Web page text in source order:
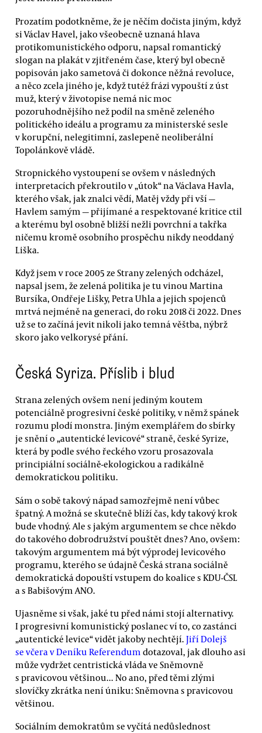
Prozatím podotkněme, že je něčím dočista jiným, když
si Václav Havel, jako všeobecně uznaná hlava
protikomunistického odporu, napsal romantický
slogan na plakát v zjitřeném čase, který byl obecně
popisován jako sametová či dokonce něžná revoluce,
a něco zcela jiného je, když tutéž frázi vypouští z úst
muž, který v životopise nemá nic moc
pozoruhodnějšího než podíl na směně zeleného
politického ideálu a programu za ministerské sesle
v korupční, nelegitimní, zaslepeně neoliberální
Topolánkově vládě.
Stropnického vystoupení se ovšem v následných
interpretacích překroutilo v „útok“ na Václava Havla,
kterého však, jak znalci vědí, Matěj vždy při vší —
Havlem samým — přijímané a respektované kritice ctil
a kterému byl osobně bližší nežli povrchní a takřka
ničemu kromě osobního prospěchu nikdy neoddaný
Liška.
Když jsem v roce 2005 ze Strany zelených odcházel,
napsal jsem, že zelená politika je tu vinou Martina
Bursíka, Ondřeje Lišky, Petra Uhla a jejich spojenců
mrtvá nejméně na generaci, do roku 2018 či 2022. Dnes
už se to začíná jevit nikoli jako temná věštba, nýbrž
skoro jako velkorysé přání.
Česká Syriza. Příslib i blud
Strana zelených ovšem není jediným koutem
potenciálně progresivní české politiky, v němž spánek
rozumu plodí monstra. Jiným exemplářem do sbírky
je snění o „autentické levicové“ straně, české Syrize,
která by podle svého řeckého vzoru prosazovala
principiální sociálně-ekologickou a radikálně
demokratickou politiku.
Sám o sobě takový nápad samozřejmě není vůbec
špatný. A možná se skutečně blíží čas, kdy takový krok
bude vhodný. Ale s jakým argumentem se chce někdo
do takového dobrodružství pouštět dnes? Ano, ovšem:
takovým argumentem má být výprodej levicového
programu, kterého se údajně Česká strana sociálně
demokratická dopouští vstupem do koalice s KDU-ČSL
a s Babišovým ANO.
Ujasněme si však, jaké tu před námi stojí alternativy.
I progresivní komunistický poslanec ví to, co zastánci
„autentické levice“ vidět jakoby nechtějí. Jiří Dolejš
se včera v Deníku Referendum dotazoval, jak dlouho asi
může vydržet centristická vláda ve Sněmovně
s pravicovou většinou... No ano, před těmi zlými
slovíčky zkrátka není úniku: Sněmovna s pravicovou
většinou.
Sociálním demokratům se vyčítá nedůslednost